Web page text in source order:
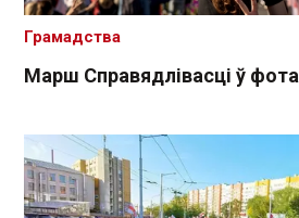
Марш Справядлівасці ў фота
Грамадства